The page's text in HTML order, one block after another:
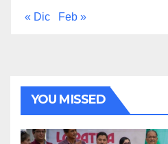
« Dic Feb »
YOU MISSED